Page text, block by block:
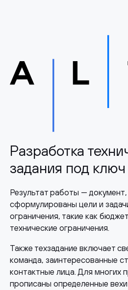
Разработка
задания под
Результат работы —
сформулированы цели и
ограничения, такие как
технические ограничения.
Также техзадание включает
команда, заинтересованные
контактные лица. Для многих
прописаны определенные